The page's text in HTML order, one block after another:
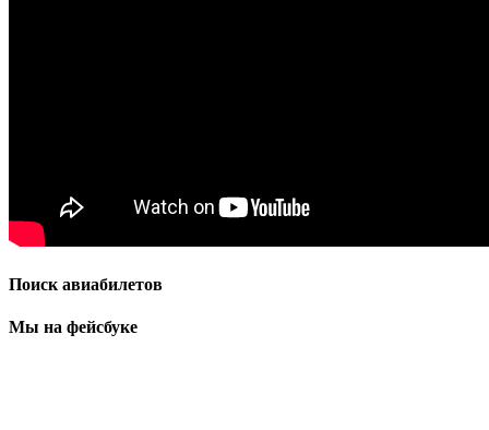
Поиск авиабилетов
Мы на фейсбуке